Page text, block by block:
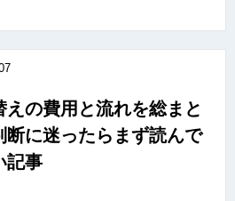
えの費用と流れを総まと
断に迷ったらまず読んで
記事